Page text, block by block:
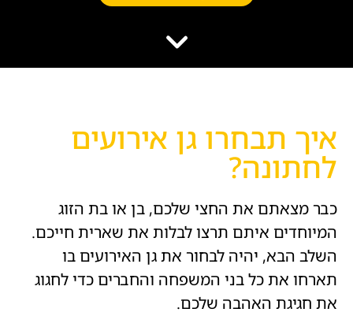
הוסף קו תחתון לקישורים
לאפס
איך תבחרו גן אירועים
לחתונה?
כבר מצאתם את החצי שלכם, בן או בת הזוג
המיוחדים איתם תרצו לבלות את שארית חייכם.
השלב הבא, יהיה לבחור את גן האירועים בו
תארחו את כל בני המשפחה והחברים כדי לחגוג
את חגיגת האהבה שלכם.